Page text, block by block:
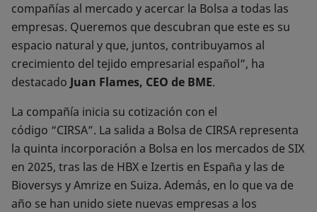
compañías al mercado y acercar la Bolsa a todas las
empresas. Queremos que descubran que este es su
espacio natural y que, juntos, contribuyamos al
crecimiento del tejido empresarial español”, ha
destacado Juan Flames, CEO de BME.
La compañía inicia su cotización con el
código “CIRSA”. La salida a Bolsa de CIRSA representa
la quinta incorporación a Bolsa en los mercados de SIX
en 2025, tras las de HBX e Izertis en España y las de
Bioversys y Amrize en Suiza. Además, en lo que va de
año se han unido siete nuevas empresas a los